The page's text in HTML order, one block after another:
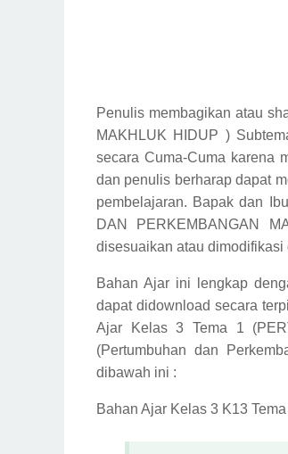
Penulis membagikan atau
MAKHLUK HIDUP )
secara Cuma-Cuma karena
dan penulis berharap dapat
pembelajaran. Bapak dan
DAN PERKEMBANGAN
disesuaikan atau
Bahan Ajar ini lengkap
dapat didownload secara
Ajar Kelas 3 Tema 1
(Pertumbuhan dan
dibawah ini :
Bahan Ajar Kelas 3 K13